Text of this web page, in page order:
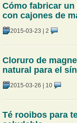
Cómo fabricar
con cajones de
2015-03-23 | 2
Cloruro de
natural para el
2015-03-26 | 10
Té rooibos para